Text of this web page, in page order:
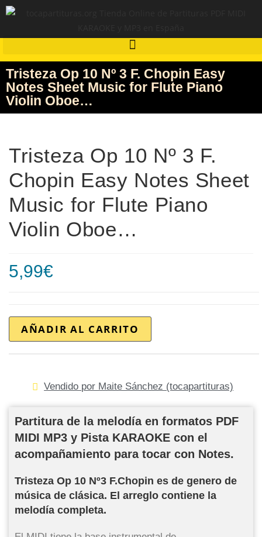
Tristeza Op 10 Nº 3 F. Chopin Easy
Notes Sheet Music for Flute Piano
Violin Oboe…
Tristeza Op 10 Nº 3 F.
Chopin Easy Notes Sheet
Music for Flute Piano
Violin Oboe…
5,99€
AÑADIR AL CARRITO
Vendido por Maite Sánchez (tocapartituras)
Partitura de la melodía en formatos PDF
MIDI MP3 y Pista KARAOKE con el
acompañamiento para tocar con Notes.
Tristeza Op 10 Nº3 F.Chopin es de genero de
música de clásica. El arreglo contiene la
melodía completa.